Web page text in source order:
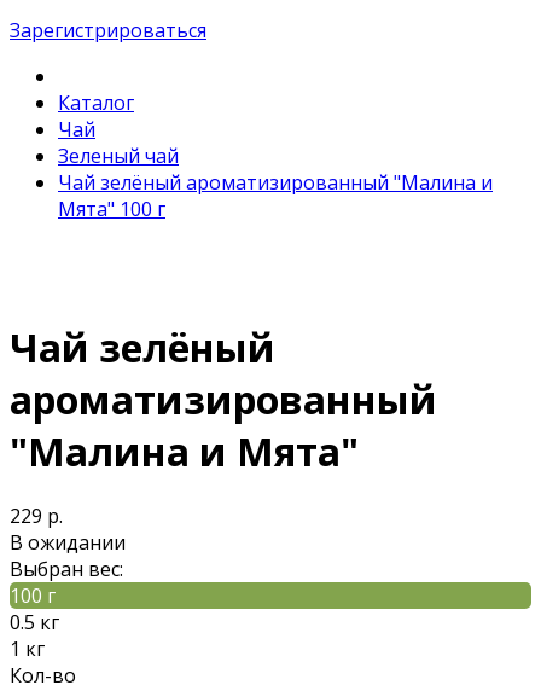
Зарегистрироваться
Каталог
Чай
Зеленый чай
Чай зелёный ароматизированный "Малина и
Мята" 100 г
Чай зелёный
ароматизированный
"Малина и Мята"
229 р.
В ожидании
Выбран вес:
100 г
0.5 кг
1 кг
Кол-во